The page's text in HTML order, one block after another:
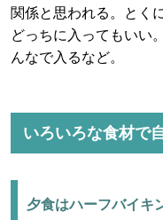
関係と思われる。とく
どっちに入ってもいい
んなで入るなど。
いろいろな食材で
夕食はハーフバイキ